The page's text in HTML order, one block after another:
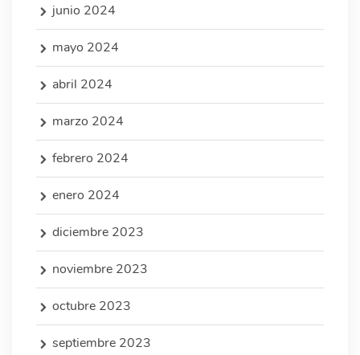
junio 2024
mayo 2024
abril 2024
marzo 2024
febrero 2024
enero 2024
diciembre 2023
noviembre 2023
octubre 2023
septiembre 2023